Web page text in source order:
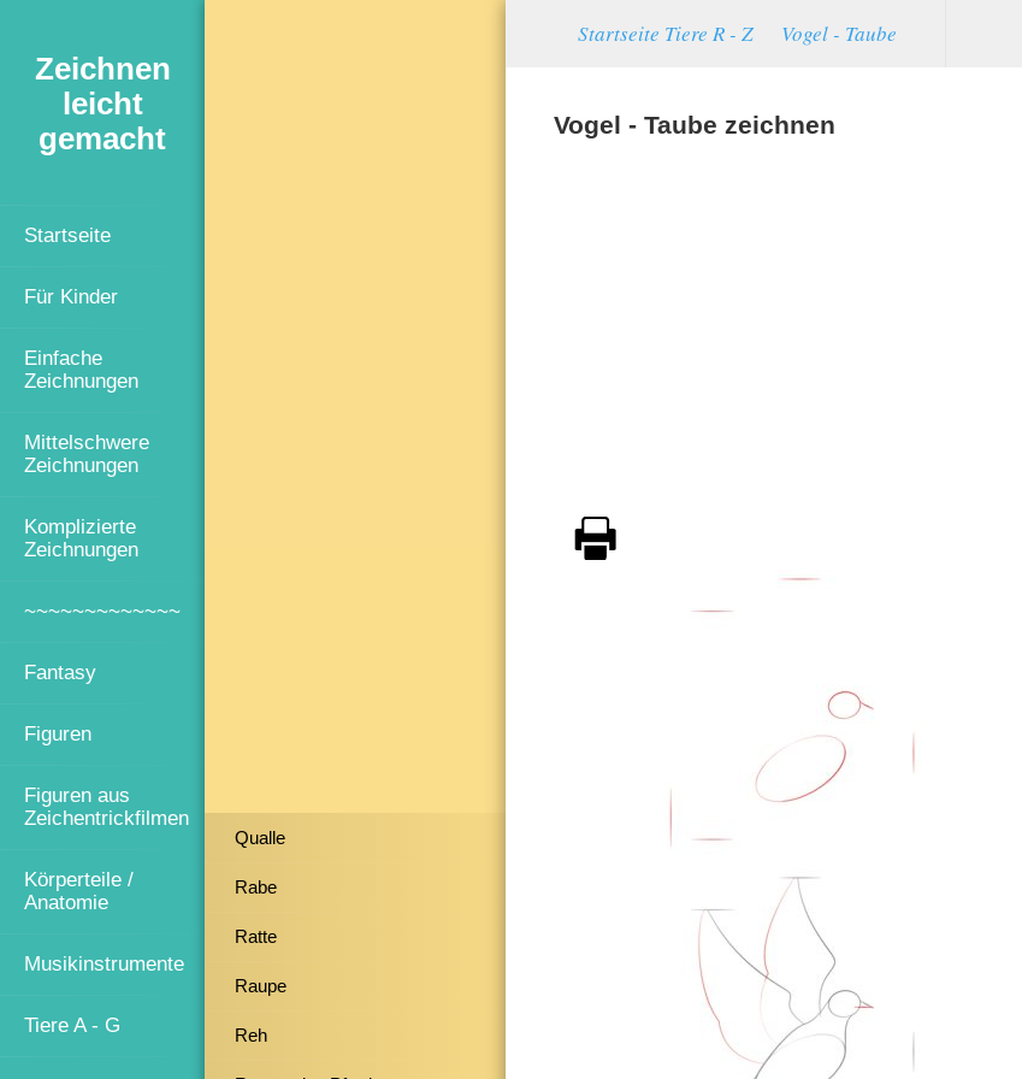
Zeichnen
leicht
gemacht
Startseite
Für Kinder
Einfache
Zeichnungen
Mittelschwere
Zeichnungen
Komplizierte
Zeichnungen
~~~~~~~~~~~~~
Fantasy
Figuren
Figuren aus
Zeichentrickfilmen
Körperteile /
Anatomie
Musikinstrumente
Tiere A - G
Qualle
Rabe
Ratte
Raupe
Reh
Startseite Tiere R - Z Vogel - Taube
Vogel - Taube zeichnen
S